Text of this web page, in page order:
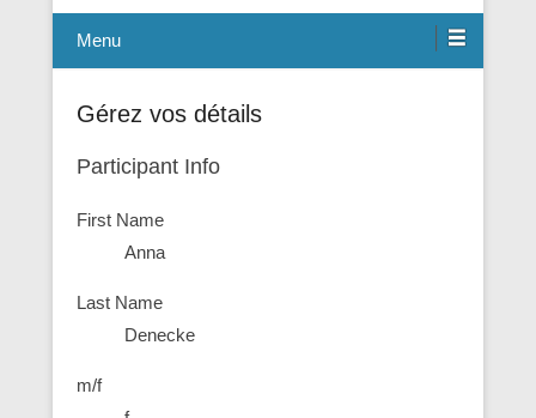
langue
Menu
Gérez vos détails
Participant Info
First Name
Anna
Last Name
Denecke
m/f